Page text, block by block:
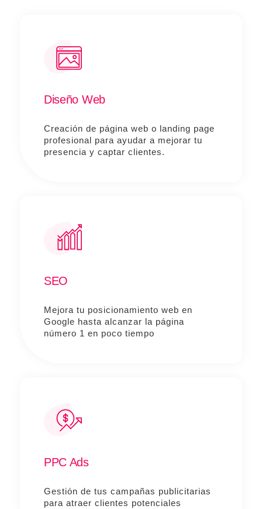
Diseño Web
Creación de página web o landing page
profesional para ayudar a mejorar tu
presencia y captar clientes.
SEO
Mejora tu posicionamiento web en
Google hasta alcanzar la página
número 1 en poco tiempo
PPC Ads
Gestión de tus campañas publicitarias
para atraer clientes potenciales